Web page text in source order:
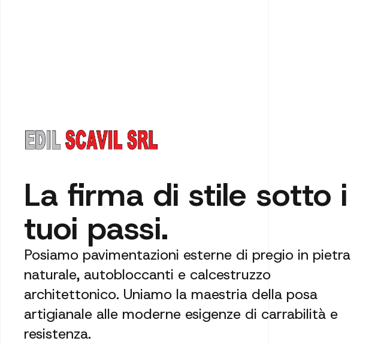
La firma di stile sotto i
tuoi passi.
Posiamo pavimentazioni esterne di pregio in pietra
naturale, autobloccanti e calcestruzzo
architettonico. Uniamo la maestria della posa
artigianale alle moderne esigenze di carrabilità e
resistenza.